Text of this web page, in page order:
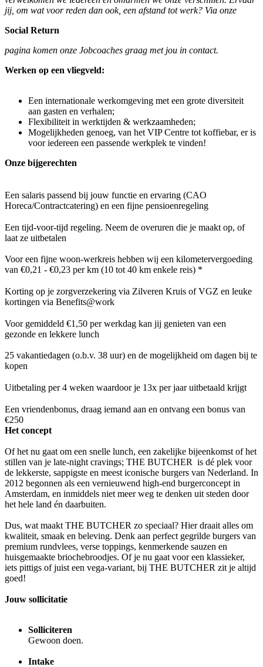
jij, om wat voor reden dan ook, een afstand tot werk? Via onze
Social Return
pagina komen onze Jobcoaches graag met jou in contact.
Werken op een vliegveld:
Een internationale werkomgeving met een grote diversiteit
aan gasten en verhalen;
Flexibiliteit in werktijden & werkzaamheden;
Mogelijkheden genoeg, van het VIP Centre tot koffiebar, er is
voor iedereen een passende werkplek te vinden!
Onze bijgerechten
Een salaris passend bij jouw functie en ervaring (CAO
Horeca/Contractcatering) en een fijne pensioenregeling
Een tijd-voor-tijd regeling. Neem de overuren die je maakt op, of
laat ze uitbetalen
Voor een fijne woon-werkreis hebben wij een kilometervergoeding
van €0,21 - €0,23 per km (10 tot 40 km enkele reis) *
Korting op je zorgverzekering via Zilveren Kruis of VGZ en leuke
kortingen via Benefits@work
Voor gemiddeld €1,50 per werkdag kan jij genieten van een
gezonde en lekkere lunch
25 vakantiedagen (o.b.v. 38 uur) en de mogelijkheid om dagen bij te
kopen
Uitbetaling per 4 weken waardoor je 13x per jaar uitbetaald krijgt
Een vriendenbonus, draag iemand aan en ontvang een bonus van
€250
Het concept
Of het nu gaat om een snelle lunch, een zakelijke bijeenkomst of het
stillen van je late-night cravings; THE BUTCHER is dé plek voor
de lekkerste, sappigste en meest iconische burgers van Nederland. In
2012 begonnen als een vernieuwend high-end burgerconcept in
Amsterdam, en inmiddels niet meer weg te denken uit steden door
het hele land én daarbuiten.
Dus, wat maakt THE BUTCHER zo speciaal? Hier draait alles om
kwaliteit, smaak en beleving. Denk aan perfect gegrilde burgers van
premium rundvlees, verse toppings, kenmerkende sauzen en
huisgemaakte briochebroodjes. Of je nu gaat voor een klassieker,
iets pittigs of juist een vega-variant, bij THE BUTCHER zit je altijd
goed!
Jouw sollicitatie
Solliciteren
Gewoon doen.
Intake